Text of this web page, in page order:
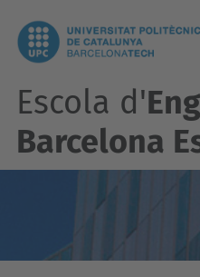
Escola d'
Barcelona